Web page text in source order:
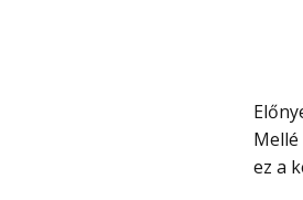
Előnye az árkategóriában a 900 ANSI Lumen fényerő, ami ennyiért nagyon ritka.
ez a